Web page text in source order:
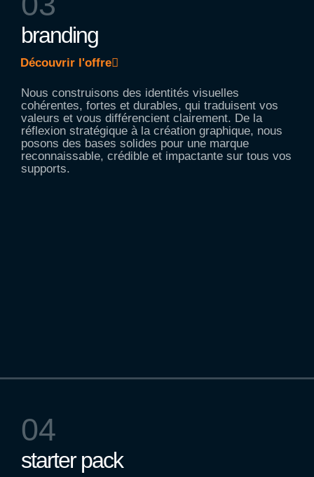
branding
Découvrir l'offre
Nous construisons des identités visuelles
cohérentes, fortes et durables, qui traduisent vos
valeurs et vous différencient clairement. De la
réflexion stratégique à la création graphique, nous
posons des bases solides pour une marque
reconnaissable, crédible et impactante sur tous vos
supports.
04
starter pack